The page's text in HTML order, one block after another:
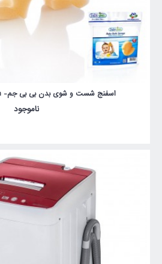
اسفنج شست و شوی بدن بی بی جم- BabyJem مدل خرس
ناموجود